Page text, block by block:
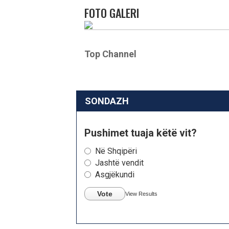
FOTO GALERI
Top Channel
SONDAZH
Pushimet tuaja këtë vit?
Në Shqipëri
Jashtë vendit
Asgjëkundi
Vote View Results